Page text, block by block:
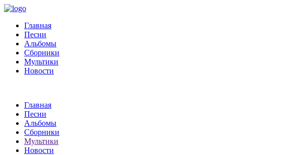
Главная
Песни
Альбомы
Сборники
Мультики
Новости
Главная
Песни
Альбомы
Сборники
Мультики
Новости